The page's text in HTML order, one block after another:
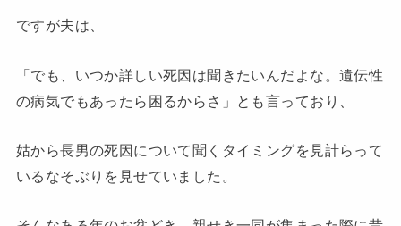
ですが夫は、
「でも、いつか詳しい死因は聞きたいんだよな。遺伝性
の病気でもあったら困るからさ」とも言っており、
姑から長男の死因について聞くタイミングを見計らって
いるなそぶりを見せていました。